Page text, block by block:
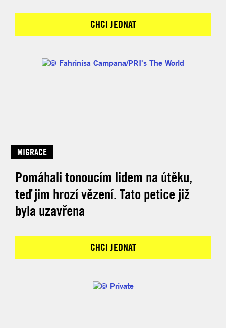
CHCI JEDNAT
MIGRACE
Pomáhali tonoucím lidem na útěku,
teď jim hrozí vězení. Tato petice již
byla uzavřena
CHCI JEDNAT